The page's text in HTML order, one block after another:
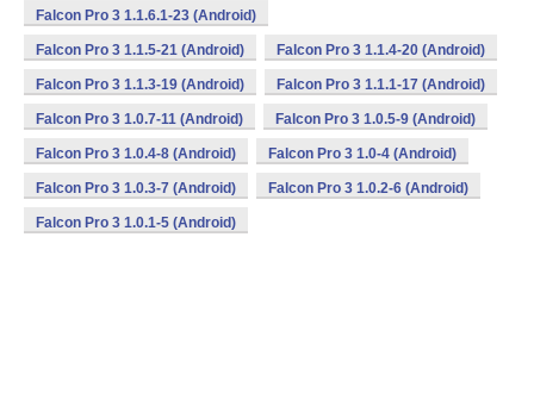
Falcon Pro 3 1.1.6.1-23 (Android)
Falcon Pro 3 1.1.5-21 (Android) Falcon Pro 3 1.1.4-20 (Android)
Falcon Pro 3 1.1.3-19 (Android) Falcon Pro 3 1.1.1-17 (Android)
Falcon Pro 3 1.0.7-11 (Android) Falcon Pro 3 1.0.5-9 (Android)
Falcon Pro 3 1.0.4-8 (Android) Falcon Pro 3 1.0-4 (Android)
Falcon Pro 3 1.0.3-7 (Android) Falcon Pro 3 1.0.2-6 (Android)
Falcon Pro 3 1.0.1-5 (Android)